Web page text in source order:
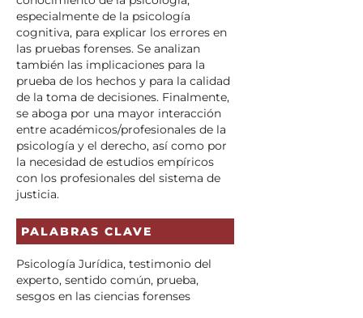
especialmente de la psicología
cognitiva, para explicar los errores en
las pruebas forenses. Se analizan
también las implicaciones para la
prueba de los hechos y para la calidad
de la toma de decisiones. Finalmente,
se aboga por una mayor interacción
entre académicos/profesionales de la
psicología y el derecho, así como por
la necesidad de estudios empíricos
con los profesionales del sistema de
justicia.
PALABRAS CLAVE
Psicología Jurídica, testimonio del
experto, sentido común, prueba,
sesgos en las ciencias forenses